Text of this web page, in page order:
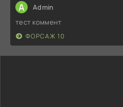
A Admin
тест коммент
ФОРСАЖ 10